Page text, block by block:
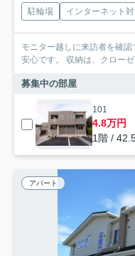
駐輪場 インターネット
モニター越しに来訪者を確
安心です。 収納は、クロー
募集中の部屋
101
4.8万円
1階 /
アパート